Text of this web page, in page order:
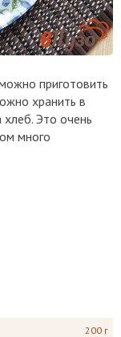
приготовить
хранить в
Это очень
много
200 г